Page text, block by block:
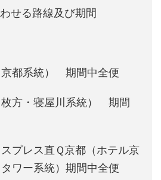
せる路線及び期間
京都系統） 期間中全便
枚方・寝屋川系統） 期間
プレス直Ｑ京都（ホテル京
ワー系統）期間中全便